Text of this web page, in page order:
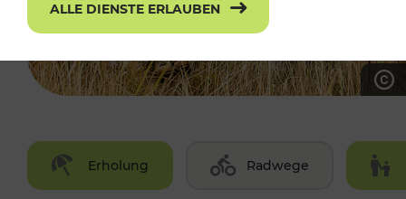
Erholung Radwege
ALLE DIENSTE ERLAUBEN